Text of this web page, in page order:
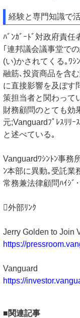
経験と専門知識で
ﾊﾞﾝｶﾞｰﾄﾞ対政府責任
｢連邦議会議事堂で
(い)かされてくる｡ﾜｼ
融筋､投資商品を含
に直接影響を及ぼす
策担当者と関わって
財務顧問のとても効
元;Vanguardﾌﾟﾚｽﾘﾘｰ
と述べている｡
Vanguardﾜｼﾝﾄﾝ事務
ﾝ本部に異動｡受託業
常務兼法律顧問ﾊｲｼﾞ･
外部ﾘﾝｸ
Jerry Golden to Join
https://
Vanguard
https://
■関連記事